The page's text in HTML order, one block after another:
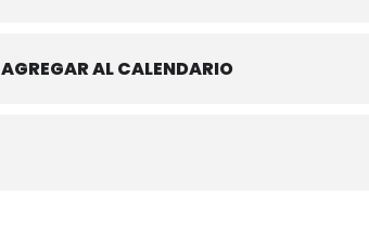
AGREGAR AL CALENDARIO